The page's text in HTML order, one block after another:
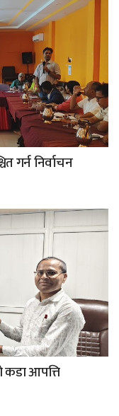
गर्न निर्वाचन
कडा आपत्ति